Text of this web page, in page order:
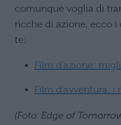
comunque voglia di
ricche di azione, ecco
te:
Film d'azione:
Film d'avventura: i
(Foto: Edge of